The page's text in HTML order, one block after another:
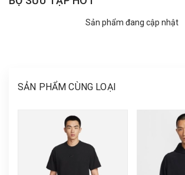
Sản phẩm đang cập nhật
SẢN PHẨM CÙNG LOẠI